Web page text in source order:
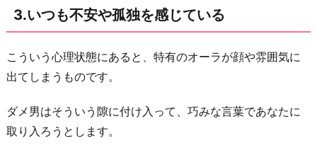
だ
と
思
い
ん
で
3.いつも不安や孤独を感じている
こういう心理状態にあると、特有のオーラが顔や雰囲気に
出てしまうものです。
ダメ男はそういう隙に付け入って、巧みな言葉であなたに
取り入ろうとします。